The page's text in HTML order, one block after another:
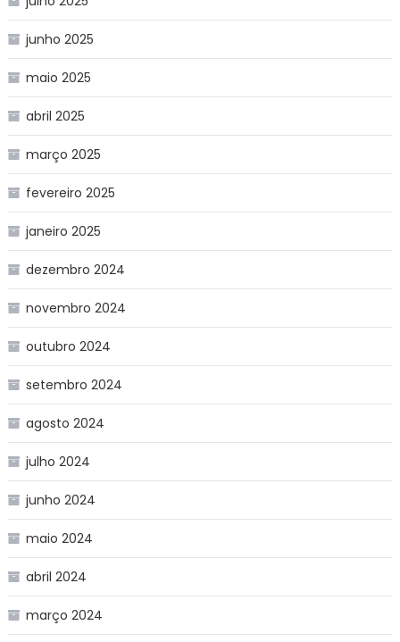
junho 2025
maio 2025
abril 2025
março 2025
fevereiro 2025
janeiro 2025
dezembro 2024
novembro 2024
outubro 2024
setembro 2024
agosto 2024
julho 2024
junho 2024
maio 2024
abril 2024
março 2024